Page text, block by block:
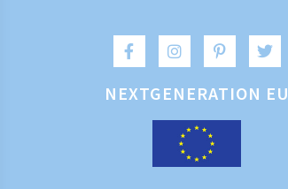
NEXTGENERATION EU